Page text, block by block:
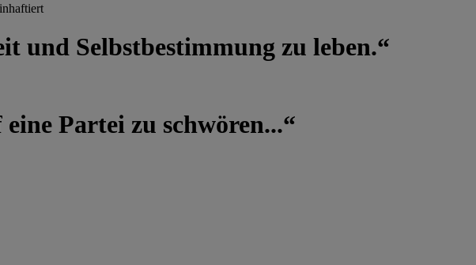
und Selbstbestimmung zu leben.“
Partei zu schwören...“